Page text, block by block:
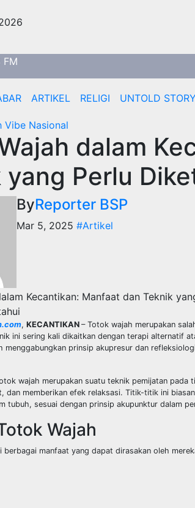
FM
ARTIKEL RELIGI UNTOLD STORY
Vibe Nasional
dalam
yang Perlu
ByReporter BSP
Mar 5, 2025 #Artikel
, KECANTIKAN – Totok wajah merupakan
ini sering kali dikaitkan dengan terapi alternatif
menggabungkan prinsip akupresur dan
wajah merupakan suatu teknik pemijatan
dan memberikan efek relaksasi. Titik-titik ini
tubuh, sesuai dengan prinsip akupunktur dalam
Wajah
berbagai manfaat yang dapat dirasakan oleh